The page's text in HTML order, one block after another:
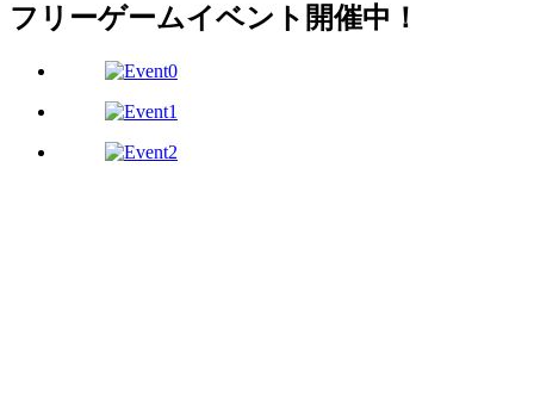
フリーゲームイベント開催中！